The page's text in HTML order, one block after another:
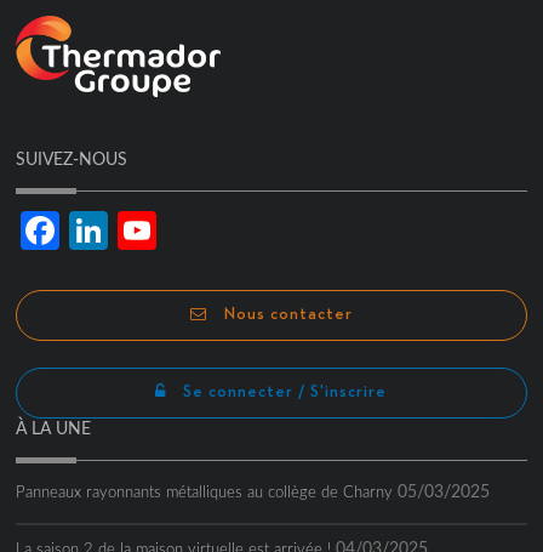
SUIVEZ-NOUS
FacebookLinkedIn
Nous contacter
Se connecter / S'inscrire
À LA UNE
Panneaux rayonnants métalliques au collège de Charny 05/03/2025